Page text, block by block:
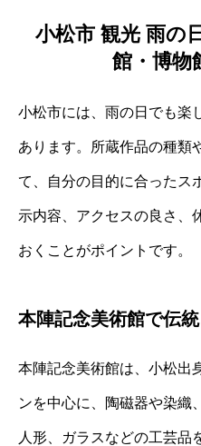
小松市 観光 雨の
館・博物
小松市には、雨の日でも楽
あります。所蔵作品の種類
て、自分の目的に合ったス
示内容、アクセスの良さ、
おくことがポイントです。
本陣記念美術館で伝
本陣記念美術館は、小松出
ンを中心に、陶磁器や染織
人形、ガラスなどの工芸品